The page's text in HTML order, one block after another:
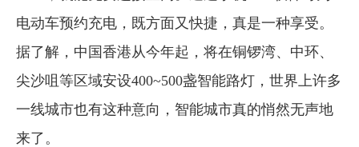
电动车预约充电，既方面又快捷，真是一种享受。
据了解，中国香港从今年起，将在铜锣湾、中环、
尖沙咀等区域安设400~500盏智能路灯，世界上许多
一线城市也有这种意向，智能城市真的悄然无声地
来了。